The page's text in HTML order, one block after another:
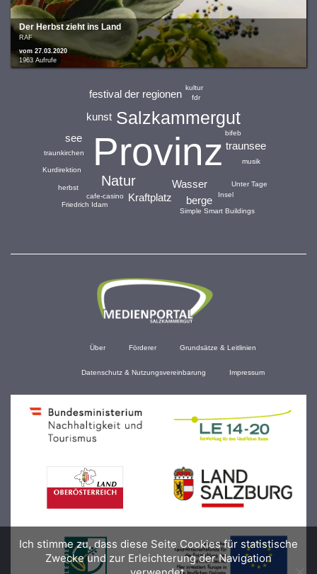
Der Herbst zieht ins Land
RAF
vom 27.03.2020
1963 Aufrufe
Provinz
Salzkammergut
Natur
Wasser
Kraftplatz
festival der regionen
see
traunsee
berge
kunst
traunkirchen
cafe-casino
Kurdirektion
bifeb
fdr
Unter Tage
Insel
Simple Smart Buildings
herbst
musik
Friedrich Idam
kultur
Über Förderer Grundsätze & Leitlinien
Datenschutz & Nutzungsvereinbarung Impressum
Ich stimme zu, dass diese Seite Cookies für statistische
Zwecke und zur Erleichterung der Navigation